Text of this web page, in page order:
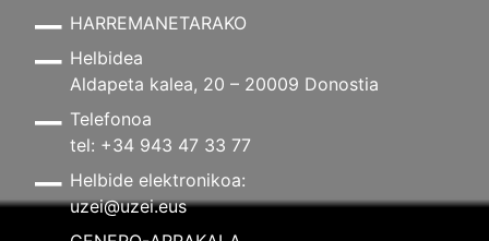
HARREMANETARAKO
Helbidea
Aldapeta kalea, 20 – 20009 Donostia
Telefonoa
tel: +34 943 47 33 77
Helbide elektronikoa:
uzei@uzei.eus